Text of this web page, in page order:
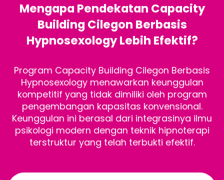
Mengapa Pendekatan Capacity
Building Cilegon Berbasis
Hypnosexology Lebih Efektif?
Program Capacity Building Cilegon Berbasis
Hypnosexology menawarkan keunggulan
kompetitif yang tidak dimiliki oleh program
pengembangan kapasitas konvensional.
Keunggulan ini berasal dari integrasinya ilmu
psikologi modern dengan teknik hipnoterapi
terstruktur yang telah terbukti efektif.